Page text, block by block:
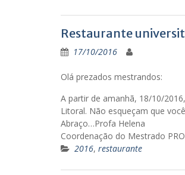
Restaurante
17/10/2016
Olá prezados mestrandos:
A partir de amanhã, 18/10/
Litoral. Não esqueçam que
Abraço…Profa Helena
Coordenação do Mestrado
2016, restaurante